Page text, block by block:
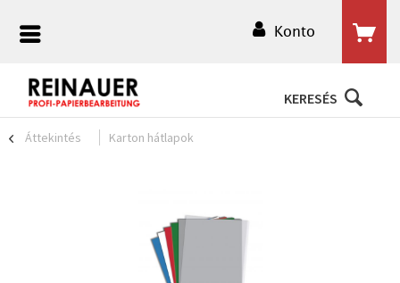
Konto
KERESÉS
Áttekintés Karton hátlapok